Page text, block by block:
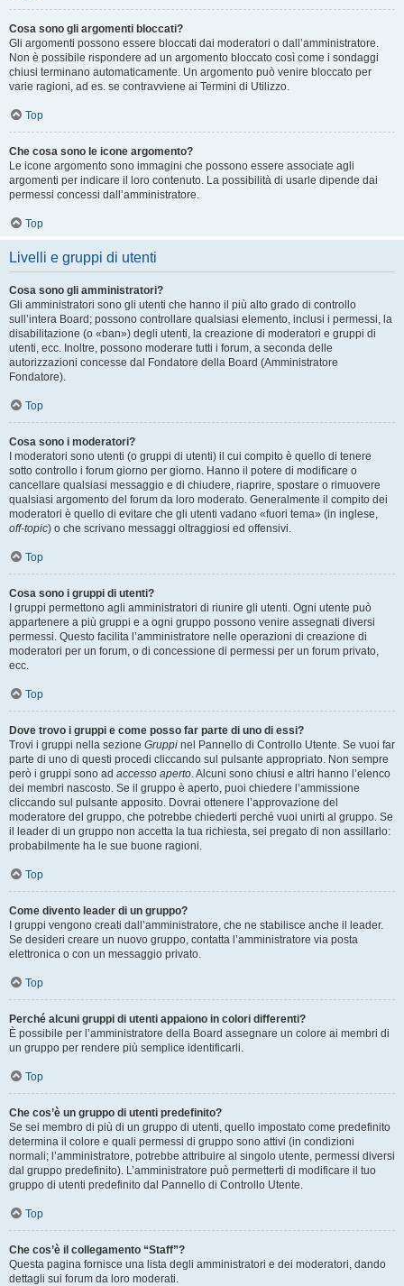
Cosa sono gli argomenti bloccati?
Gli argomenti possono essere bloccati dai moderatori o dall’amministratore.
Non è possibile rispondere ad un argomento bloccato così come i sondaggi
chiusi terminano automaticamente. Un argomento può venire bloccato per
varie ragioni, ad es. se contravviene ai Termini di Utilizzo.
Top
Che cosa sono le icone argomento?
Le icone argomento sono immagini che possono essere associate agli
argomenti per indicare il loro contenuto. La possibilità di usarle dipende dai
permessi concessi dall’amministratore.
Top
Livelli e gruppi di utenti
Cosa sono gli amministratori?
Gli amministratori sono gli utenti che hanno il più alto grado di controllo
sull’intera Board; possono controllare qualsiasi elemento, inclusi i permessi, la
disabilitazione (o «ban») degli utenti, la creazione di moderatori e gruppi di
utenti, ecc. Inoltre, possono moderare tutti i forum, a seconda delle
autorizzazioni concesse dal Fondatore della Board (Amministratore
Fondatore).
Top
Cosa sono i moderatori?
I moderatori sono utenti (o gruppi di utenti) il cui compito è quello di tenere
sotto controllo i forum giorno per giorno. Hanno il potere di modificare o
cancellare qualsiasi messaggio e di chiudere, riaprire, spostare o rimuovere
qualsiasi argomento del forum da loro moderato. Generalmente il compito dei
moderatori è quello di evitare che gli utenti vadano «fuori tema» (in inglese,
off-topic) o che scrivano messaggi oltraggiosi ed offensivi.
Top
Cosa sono i gruppi di utenti?
I gruppi permettono agli amministratori di riunire gli utenti. Ogni utente può
appartenere a più gruppi e a ogni gruppo possono venire assegnati diversi
permessi. Questo facilita l’amministratore nelle operazioni di creazione di
moderatori per un forum, o di concessione di permessi per un forum privato,
ecc.
Top
Dove trovo i gruppi e come posso far parte di uno di essi?
Trovi i gruppi nella sezione Gruppi nel Pannello di Controllo Utente. Se vuoi far
parte di uno di questi procedi cliccando sul pulsante appropriato. Non sempre
però i gruppi sono ad accesso aperto. Alcuni sono chiusi e altri hanno l’elenco
dei membri nascosto. Se il gruppo è aperto, puoi chiedere l’ammissione
cliccando sul pulsante apposito. Dovrai ottenere l’approvazione del
moderatore del gruppo, che potrebbe chiederti perché vuoi unirti al gruppo. Se
il leader di un gruppo non accetta la tua richiesta, sei pregato di non assillarlo:
probabilmente ha le sue buone ragioni.
Top
Come divento leader di un gruppo?
I gruppi vengono creati dall’amministratore, che ne stabilisce anche il leader.
Se desideri creare un nuovo gruppo, contatta l’amministratore via posta
elettronica o con un messaggio privato.
Top
Perché alcuni gruppi di utenti appaiono in colori differenti?
È possibile per l’amministratore della Board assegnare un colore ai membri di
un gruppo per rendere più semplice identificarli.
Top
Che cos’è un gruppo di utenti predefinito?
Se sei membro di più di un gruppo di utenti, quello impostato come predefinito
determina il colore e quali permessi di gruppo sono attivi (in condizioni
normali; l’amministratore, potrebbe attribuire al singolo utente, permessi diversi
dal gruppo predefinito). L’amministratore può permetterti di modificare il tuo
gruppo di utenti predefinito dal Pannello di Controllo Utente.
Top
Che cos’è il collegamento “Staff”?
Questa pagina fornisce una lista degli amministratori e dei moderatori, dando
dettagli sui forum da loro moderati.